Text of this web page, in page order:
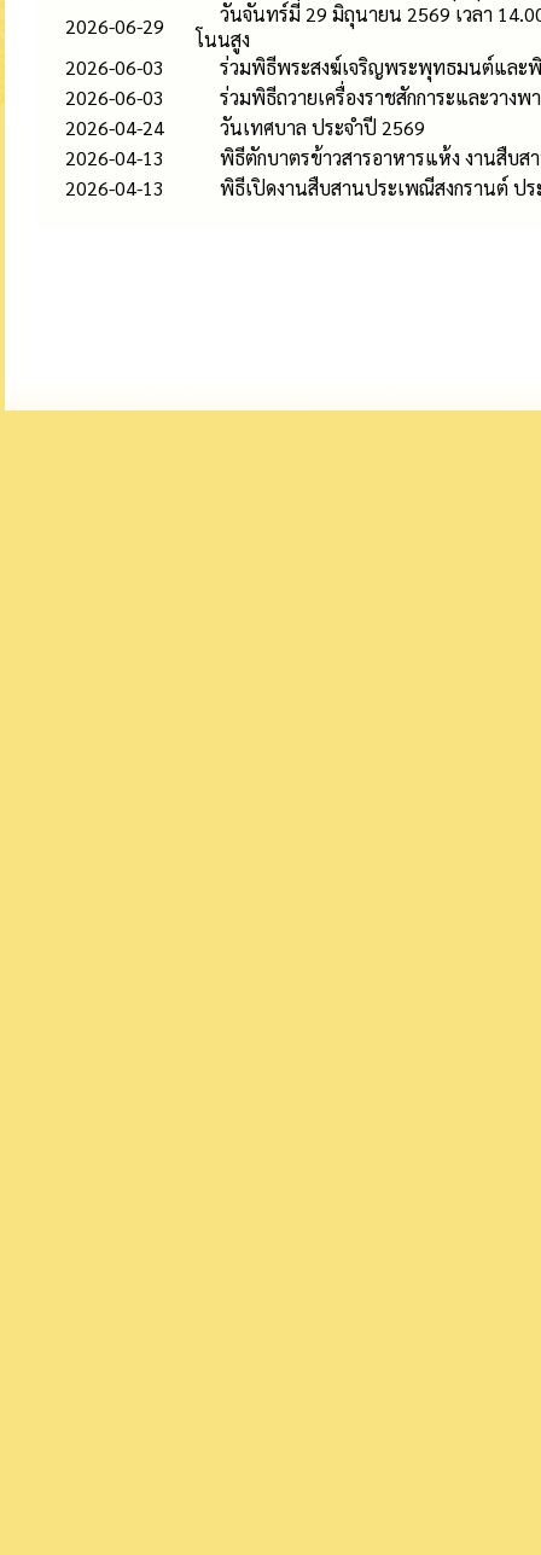
2026-06-29
วันจันทร์มี่ 29 มิถุนายน 2569 เวลา
โนนสูง
2026-06-03
ร่วมพิธีพระสงฆ์เจริญพระพุทธมนต์และ
2026-06-03
ร่วมพิธีถวายเครื่องราชสักการะและวา
2026-04-24
วันเทศบาล ประจำปี 2569
2026-04-13
พิธีตักบาตรข้าวสารอาหารแห้ง งานสืบ
2026-04-13
พิธีเปิดงานสืบสานประเพณีสงกรานต์ ป